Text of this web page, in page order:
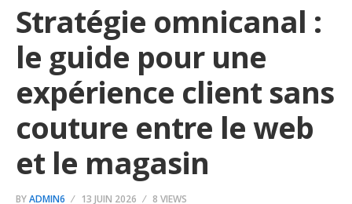
Stratégie omnicanal :
le guide pour une
expérience client sans
couture entre le web
et le magasin
BYADMIN6 13 JUIN 2026 8 VIEWS